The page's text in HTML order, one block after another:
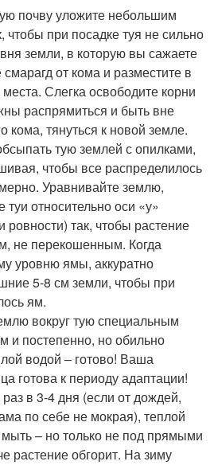
почву уложите небольшим
чтобы при посадке туя не сильно
земли, в которую вы сажаете
от кома и разместите в
Слегка освободите корни
распрямиться и быть вне
кома, тянуться к новой земле.
тую землей с опилками,
чтобы все распределилось
Уравнивайте землю,
относительно оси «у»
ровности) так, чтобы растение
не перекошенным. Когда
уровню ямы, аккуратно
5-8 см земли, чтобы при
ям.
вокруг тую специальным
и постепенно, но обильно
водой – готово! Ваша
готова к периоду адаптации!
в 3-4 дня (если от дождей,
по себе не мокрая), теплой
– но только не под прямыми
растение обгорит. На зиму